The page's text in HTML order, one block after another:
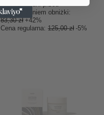
okresie 30 dni przed
wprowadzeniem obniżki:
83,30 zł +42%
Cena regularna: 125,00 zł -5%